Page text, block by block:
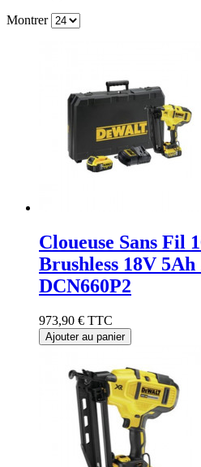
Montrer
Cloueuse Sans Fil
Brushless 18V
DCN660P2
973,90 € TTC
Ajouter au panier